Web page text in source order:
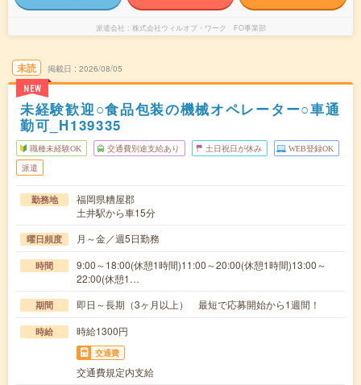
派遣会社 株式会社ウィルオブ・ワーク FO事業部
未読
NEW
掲載日 2026/08/05
未経験歓迎○食品包装の機械オペレーター○車通
勤可_H139335
職種未経験OK 交通費別途支給あり 土日祝日が休み WEB登録OK
派遣
勤務地
福岡県糟屋郡
土井駅から車15分
曜日頻度 月～金／週5日勤務
時間
9:00～18:00(休憩1時間)11:00～20:00(休憩1時間)13:00～
22:00(休憩1…
期間 即日～長期（3ヶ月以上） 最短で応募開始から1週間！
時給 時給1300円
交通費
交通費規定内支給